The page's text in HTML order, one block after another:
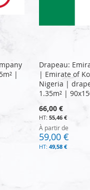
|
Drapeau:
| Emirate of
Nigeria |
1.35m² |
66,00 €
55,46 €
À partir de
59,00 €
49,58 €